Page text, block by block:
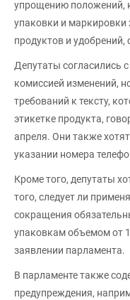
упрощению положений,
упаковки и маркировки
продуктов и удобрений,
Депутаты согласились
комиссией изменений,
требований к тексту,
этикетке продукта,
апреля. Они также
указании номера
Кроме того, депутаты
того, следует ли
сокращения
упаковкам объемом от
заявлении парламента.
В парламенте также
предупреждения,